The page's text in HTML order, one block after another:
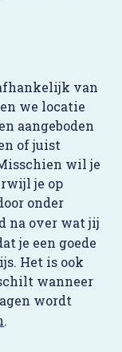
van
we locatie
aangeboden
of juist
wil je
je op
onder
na over wat jij
je een goede
Het is ook
wanneer
wordt
.